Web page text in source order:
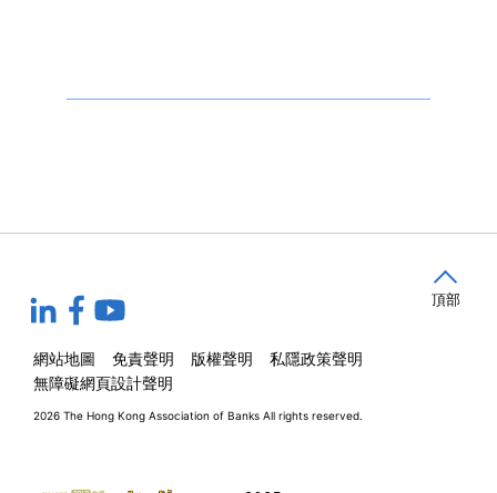
網站地圖 免責聲明 版權聲明
私隱政策聲明
無障礙網頁設計聲明
2026 The Hong Kong Association of Banks All rights reserved.
頂部